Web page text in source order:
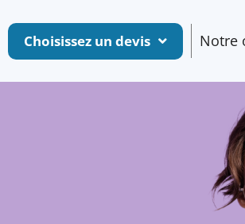
Choisissez un devis Notre